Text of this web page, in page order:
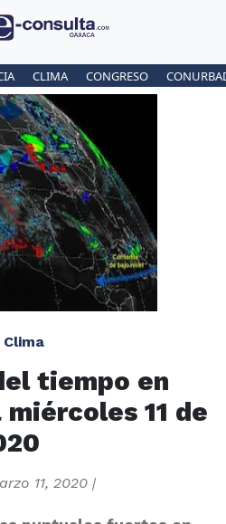
CLIMA CONGRESO
Clima
tiempo en
11 de
11, 2020 |